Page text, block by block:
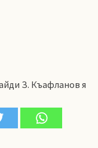
З. Къафланов я